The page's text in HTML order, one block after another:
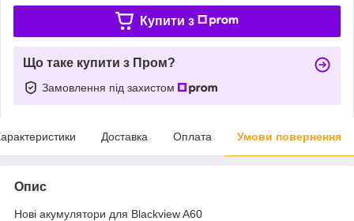
Купити з
Що таке купити з Пром?
Замовлення під захистом
Доставка Оплата Умови повернення
Опис
Нові акумулятори для Blackview A60